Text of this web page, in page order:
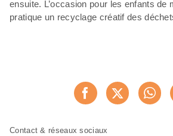
ensuite. L’occasion pour les enfants de
pratique un recyclage créatif des
Pied
Navigation
Contact & réseaux sociaux